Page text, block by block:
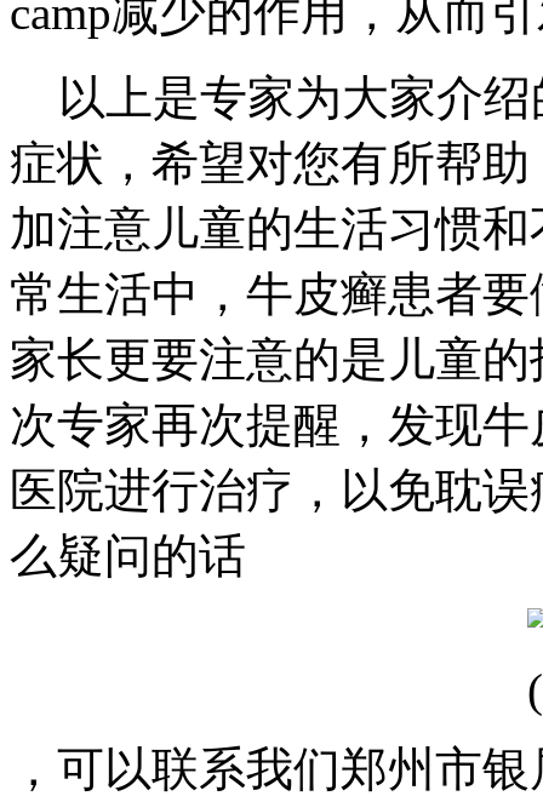
camp减少的作用，从而
以上是专家为大家介绍
症状，希望对您有所帮
加注意儿童的生活习惯
常生活中，牛皮癣患者
家长更要注意的是儿童的
次专家再次提醒，发现
医院进行治疗，以免耽
么疑问的话
，可以联系我们郑州市